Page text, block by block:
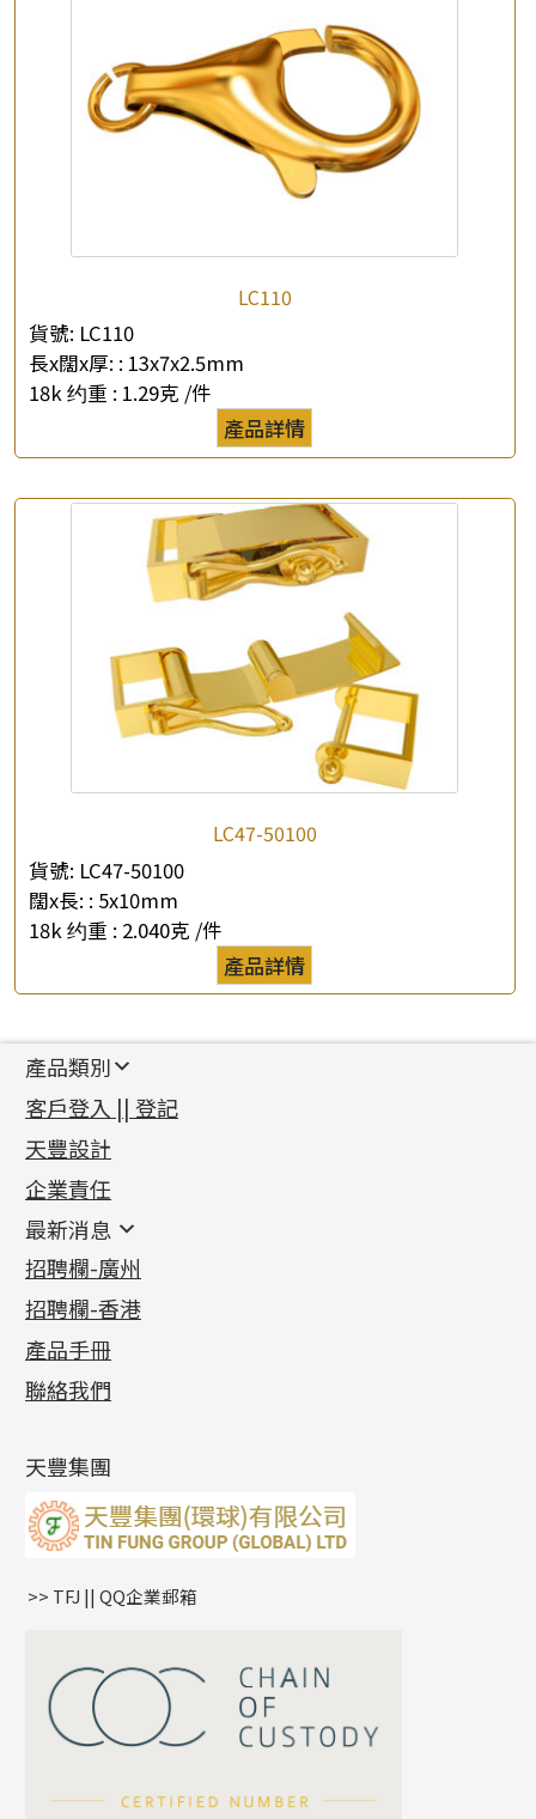
查詢以下產品
LC110
貨號: LC110
長x闊x厚: : 13x7x2.5mm
18k 约重 : 1.29克 /件
產品詳情
LC47-50100
貨號: LC47-50100
闊x長: : 5x10mm
18k 约重 : 2.040克 /件
產品詳情
產品類別
新產品
足金系列
足金配件
機織鏈系列
珠仔鏈
镶口链
管狀網鏈
十字車花鏈系列
十字閃O鏈系列
十字錘打鏈系列
側身車花鏈系列
側身鏈系列
雙十字鏈系列
蛇骨鏈系列
鏈尾系列
嘴唇鏈系列
S車花鏈系列
珍珠鏈系列
坦克鏈系列
滿天星鏈系列
首飾配件
耳環類配件
卷迫系列
螺絲迫系列
梅花迫系列
平臺迫系列
綫拍系列
美拍系列
耳環扣系列
耳環爪頭
耳環
鏈類配件
動感車花吊墜
調節珠系列
生圈扣系列
龍蝦扣系列
鴨俐制系列
字母吊墜
項鏈吊墜
生肖吊墜
星座吊墜
珠扣
其他類配件
珠盤系列
袖口鈕系列
焊片及鐳射綫
空心車花管
珠類配件
無孔光身珠
空心光身珠
無孔批花珠
鑲口類
四爪頭系列
六爪頭系列
車花片
動感車花片
鑲口戒指
鑲口手鏈系列
首飾系列
手镯系列
戒指系列
空心耳環
空心车花管首饰链
空心手鐲系列
貴金屬原料
千足金
記憶金屬系列
記憶戒指
拉簧珠珠手鏈
記憶鈦手鐲
客戶登入 || 登記
天豐設計
企業責任
最新消息
最新消息
各項證書(2)
相片集(9)
展覽會資訊
最新產品資訊
招聘欄-廣州
招聘欄-香港
產品手冊
聯絡我們
天豐集團
>> TFJ || QQ企業郵箱